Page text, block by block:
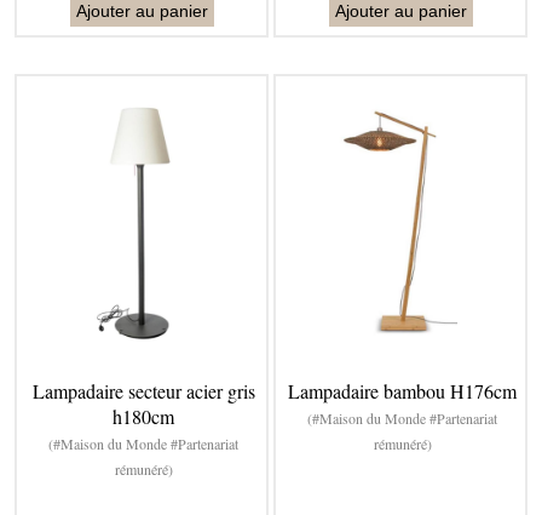
Ajouter au panier Ajouter au panier
Lampadaire secteur acier gris
h180cm
(#Maison du Monde #Partenariat
rémunéré)
Lampadaire bambou H176cm
(#Maison du Monde #Partenariat
rémunéré)